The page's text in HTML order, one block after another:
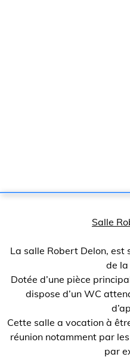
Salle
La salle Robert Delon,
de
Dotée d’une pièce
dispose d’un WC
Cette salle a vocation à
réunion notamment par
par